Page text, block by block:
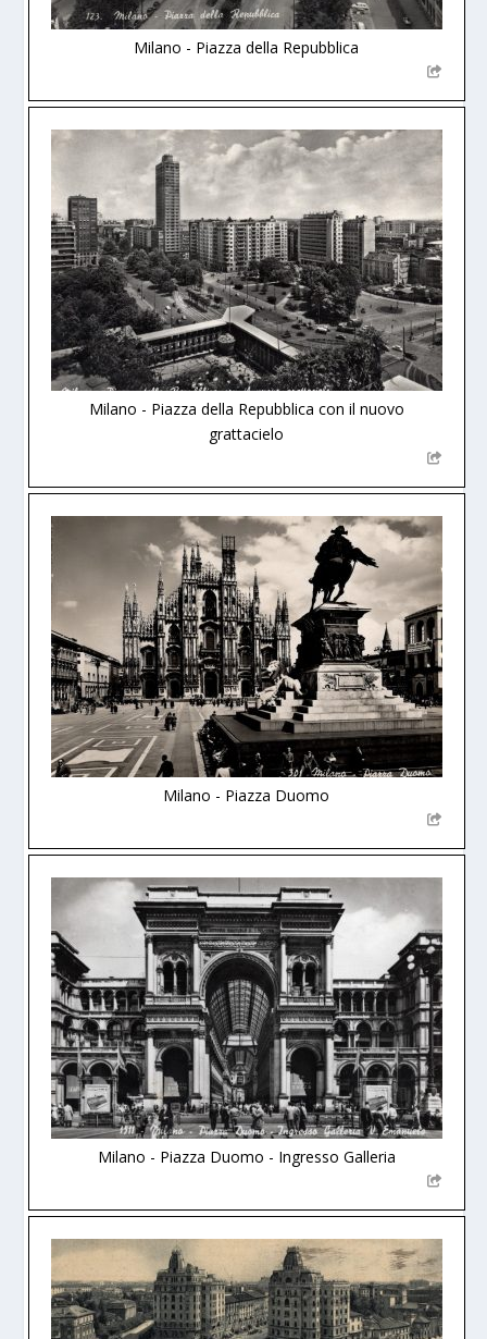
Milano - Piazza della Repubblica
Milano - Piazza della Repubblica con il nuovo
grattacielo
Milano - Piazza Duomo
Milano - Piazza Duomo - Ingresso Galleria